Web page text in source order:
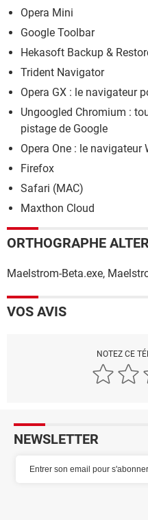
Opera Mini
Google Toolbar
Hekasoft Backup &
Trident Navigator
Opera GX : le navigateur
Ungoogled Chromium :
pistage de Google
Opera One : le navigateur
Firefox
Safari (MAC)
Maxthon Cloud
ORTHOGRAPHE
Maelstrom-Beta.exe,
VOS AVIS
NOTEZ CE
NEWSLETTER